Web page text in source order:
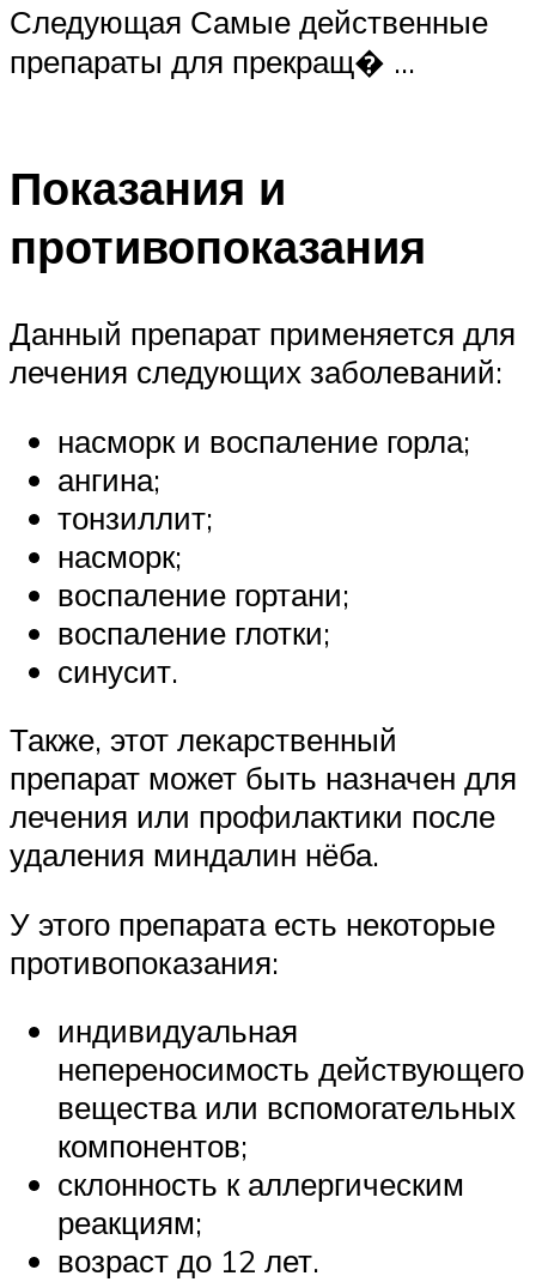
Следующая Самые действенные
препараты для прекращ� …
Показания и
противопоказания
Данный препарат применяется для
лечения следующих заболеваний:
насморк и воспаление горла;
ангина;
тонзиллит;
насморк;
воспаление гортани;
воспаление глотки;
синусит.
Также, этот лекарственный
препарат может быть назначен для
лечения или профилактики после
удаления миндалин нёба.
У этого препарата есть некоторые
противопоказания:
индивидуальная
непереносимость действующего
вещества или вспомогательных
компонентов;
склонность к аллергическим
реакциям;
возраст до 12 лет.